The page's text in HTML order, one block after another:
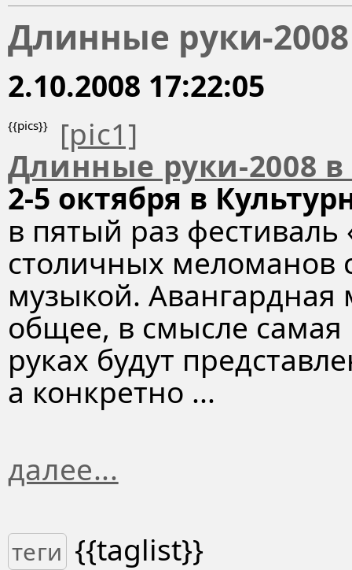
Длинные руки-
2.10.2008 17:22:05
{{pics}}
[pic1]
Длинные руки-2008
2-5 октября в
в пятый раз
столичных меломанов
музыкой. Авангардная
общее, в смысле
руках будут
а конкретно ...
далее...
теги{{taglist}}